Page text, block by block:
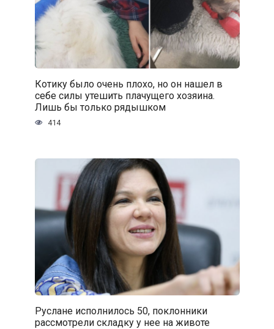
Котику было очень плохо, но он нашел в
себе силы утешить плачущего хозяина.
Лишь бы только рядышком
414
Руслане исполнилось 50, поклонники
рассмотрели складку у нее на животе